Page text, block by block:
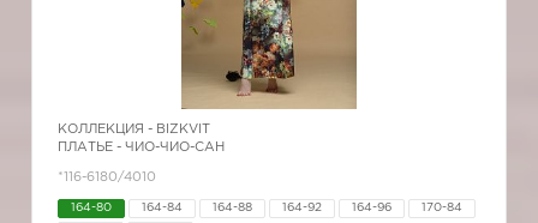
КОЛЛЕКЦИЯ - BIZKVIT
ПЛАТЬЕ - ЧИО-ЧИО-САН
*116-6180/4010
164-80 164-84 164-88 164-92 164-96 170-84